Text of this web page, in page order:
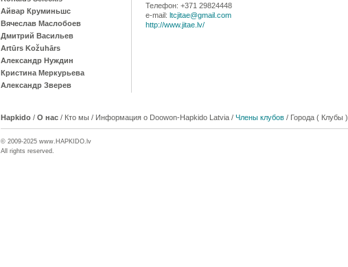
Айвар Круминьшс
Вячеслав Маслобоев
Дмитрий Васильев
Artūrs Kožuhārs
Александр Нуждин
Кристина Меркурьева
Александр Зверев
Телефон: +371 29824448
e-mail: ltcjitae@gmail.com
http://www.jitae.lv/
Hapkido / О нас / Кто мы / Информация о Doowon-Hapkido Latvia / Члены клубов / Города ( Клубы )
© 2009-2025 www. HAPKIDO.lv
All rights reserved.